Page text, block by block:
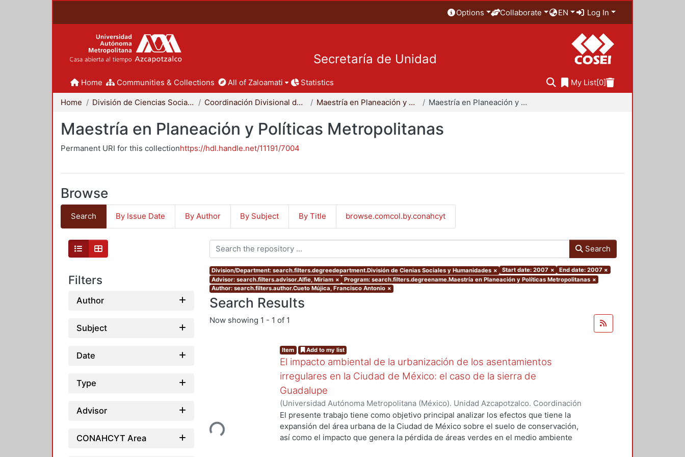
Options Collaborate EN Log In
Secretaría de Unidad
Home Communities & Collections All of Zaloamati Statistics My List[0]
Home División de Ciencias Sociales y Humanidades Coordinación Divisional de Posgrado Maestría en Planeación y Políticas Metropolitanas Maestría en Planeación y Políticas Metropolitanas
Maestría en Planeación y Políticas Metropolitanas
Permanent URI for this collectionhttps://hdl.handle.net/11191/7004
Browse
Search By Issue Date By Author By Subject By Title browse.comcol.by.conahcyt
Filters
Author
Subject
Date
Type
Advisor
CONAHCYT Area
Search
Division/Department: search.filters.degreedepartment.División de Cienias Sociales y Humanidades × Start date: 2007 × End date: 2007 ×
Advisor: search.filters.advisor.Alfie, Miriam × Program: search.filters.degreename.Maestría en Planeación y Políticas Metropolitanas ×
Author: search.filters.author.Cueto Mújica, Francisco Antonio ×
Search Results
Now showing 1 - 1 of 1
Loading...
Item Add to my list
El impacto ambiental de la urbanización de los asentamientos
irregulares en la Ciudad de México: el caso de la sierra de
Guadalupe
(Universidad Autónoma Metropolitana (México). Unidad Azcapotzalco. Coordinación
de Servicios de Información.,2007-07) Cueto Mújica, Francisco Antonio
El presente trabajo tiene como objetivo principal analizar los efectos que tiene la
expansión del área urbana de la Ciudad de México sobre el suelo de conservación,
así como el impacto que genera la pérdida de áreas verdes en el medio ambiente